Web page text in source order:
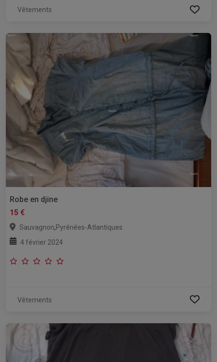
Vêtements
Robe en djine
15 €
Sauvagnon,Pyrénées-Atlantiques
4 février 2024
Vêtements